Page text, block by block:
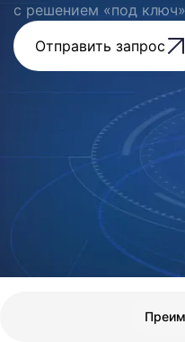
с решением «под
Отправить запрос